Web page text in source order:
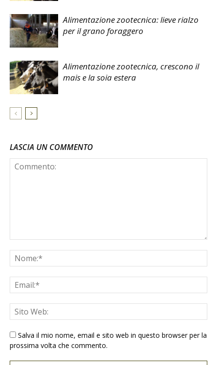
Alimentazione zootecnica: lieve rialzo
per il grano foraggero
Alimentazione zootecnica, crescono il
mais e la soia estera
LASCIA UN COMMENTO
Salva il mio nome, email e sito web in questo browser per la
prossima volta che commento.